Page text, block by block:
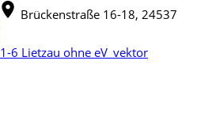
Brückenstraße 16-18, 24537